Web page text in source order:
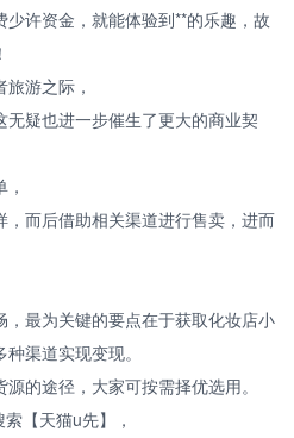
许资金，就能体验到**的乐趣，故
游之际，
疑也进一步催生了更大的商业契
，而后借助相关渠道进行售卖，进而
最为关键的要点在于获取化妆店小
渠道实现变现。
的途径，大家可按需择优选用。
【天猫u先】，